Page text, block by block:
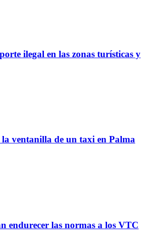
ilegal en las zonas turísticas y
ventanilla de un taxi en Palma
endurecer las normas a los VTC